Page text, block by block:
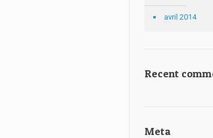
avril 2014
Recent
Meta